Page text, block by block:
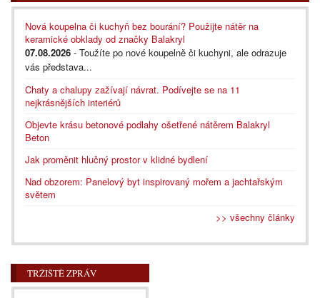
Nová koupelna či kuchyň bez bourání? Použijte nátěr na
keramické obklady od značky Balakryl
07.08.2026 - Toužíte po nové koupelně či kuchyni, ale odrazuje
vás představa...
Chaty a chalupy zažívají návrat. Podívejte se na 11
nejkrásnějších interiérů
Objevte krásu betonové podlahy ošetřené nátěrem Balakryl
Beton
Jak proměnit hlučný prostor v klidné bydlení
Nad obzorem: Panelový byt inspirovaný mořem a jachtařským
světem
>> všechny články
TRŽIŠTĚ ZPRÁV